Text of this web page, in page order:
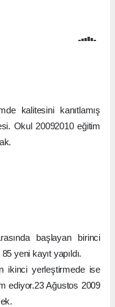
kalitesini kanıtlamış
Okul 20092010 eğitim
başlayan birinci
yeni kayıt yapıldı.
ikinci yerleştirmede ise
ediyor.23 Ağustos 2009